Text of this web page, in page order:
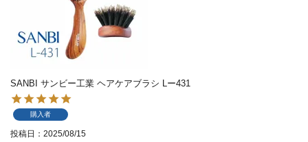
SANBI サンビー工業 ヘアケアブラシ Lー431
購入者
投稿日 2025/08/15